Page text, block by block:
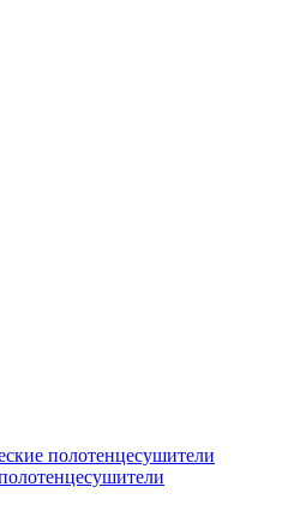
полотенцесушители